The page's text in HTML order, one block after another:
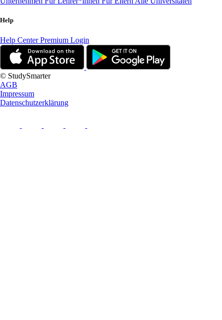
Help
Help CenterPremium Login
© StudySmarter
AGB
Impressum
Datenschutzerklärung